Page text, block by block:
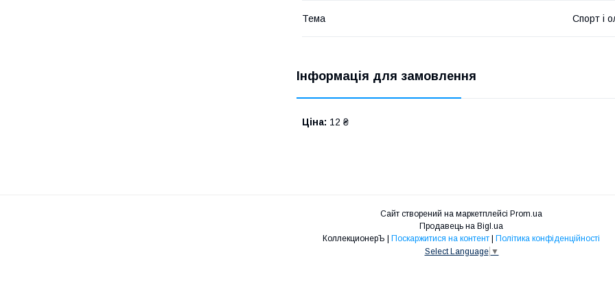
Тема Спорт і
Інформація для замовлення
Ціна: 12 ₴
Сайт створений на маркетплейсі Prom.ua
Продавець на Bigl.ua
Поскаржитися на контент
Політика конфіденційності
Select Language ▼